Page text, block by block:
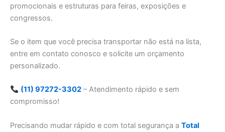
promocionais e estruturas para feiras, exposições e
congressos.
Se o item que você precisa transportar não está na lista,
entre em contato conosco e solicite um orçamento
personalizado.
(11) 97272-3302– Atendimento rápido e sem
compromisso!
Precisando mudar rápido e com total segurança a Total